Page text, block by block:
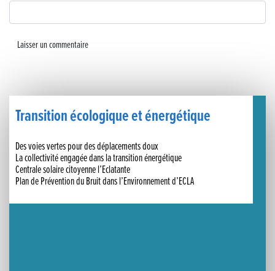
Le Carnavélo 2025 a illuminé Lons-le-Saunier !
La passerelle de la Guiche du Parc des Bains a été inaugurée
Retour sur le Championnat Régional BFC de Para VTT Adapté
Transition écologique et énergétique
Des voies vertes pour des déplacements doux
La collectivité engagée dans la transition énergétique
Centrale solaire citoyenne l’Eclatante
Plan de Prévention du Bruit dans l’Environnement d’ECLA